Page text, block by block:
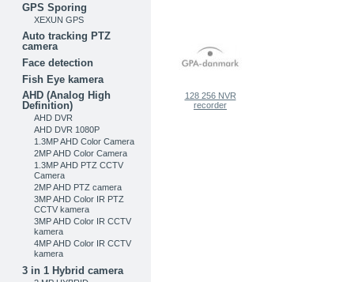
GPS Sporing
XEXUN GPS
Auto tracking PTZ
camera
Face detection
Fish Eye kamera
AHD (Analog High
Definition)
AHD DVR
AHD DVR 1080P
1.3MP AHD Color Camera
2MP AHD Color Camera
1.3MP AHD PTZ CCTV
Camera
2MP AHD PTZ camera
3MP AHD Color IR PTZ
CCTV kamera
3MP AHD Color IR CCTV
kamera
4MP AHD Color IR CCTV
kamera
3 in 1 Hybrid camera
128 256 NVR
recorder